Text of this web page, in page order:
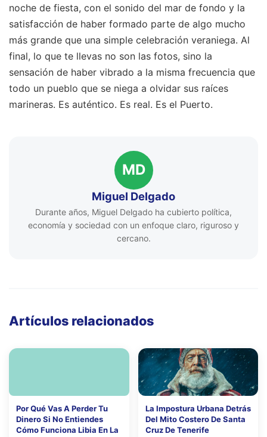
noche de fiesta, con el sonido del mar de fondo y la
satisfacción de haber formado parte de algo mucho
más grande que una simple celebración veraniega. Al
final, lo que te llevas no son las fotos, sino la
sensación de haber vibrado a la misma frecuencia que
todo un pueblo que se niega a olvidar sus raíces
marineras. Es auténtico. Es real. Es el Puerto.
MD
Miguel Delgado
Durante años, Miguel Delgado ha cubierto política,
economía y sociedad con un enfoque claro, riguroso y
cercano.
Artículos relacionados
Por Qué Vas A Perder Tu
Dinero Si No Entiendes
Cómo Funciona Libia En La
La Impostura Urbana Detrás
Del Mito Costero De Santa
Cruz De Tenerife